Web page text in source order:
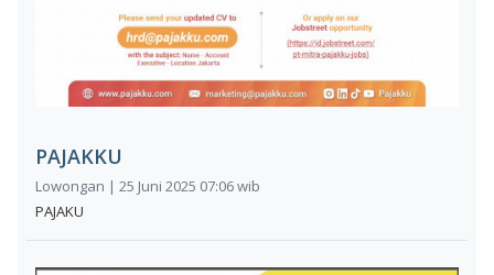
PAJAKKU
Lowongan | 25 Juni 2025 07:06 wib
PAJAKU